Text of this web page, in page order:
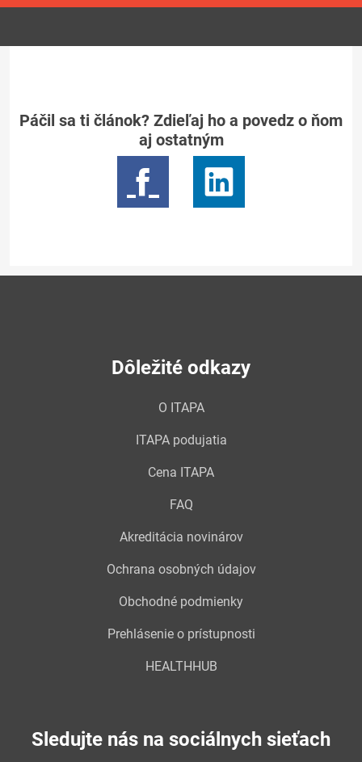
Páčil sa ti článok? Zdieľaj ho a povedz o ňom
aj ostatným
Dôležité odkazy
O ITAPA
ITAPA podujatia
Cena ITAPA
FAQ
Akreditácia novinárov
Ochrana osobných údajov
Obchodné podmienky
Prehlásenie o prístupnosti
HEALTHHUB
Sledujte nás na sociálnych sieťach